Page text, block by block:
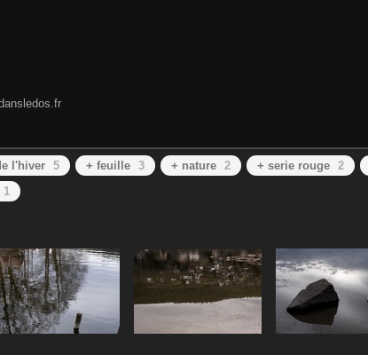
l'hiver 5 + feuille 3 + nature 2 + serie rouge 2
1